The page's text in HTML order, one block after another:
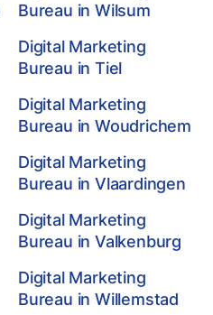
Bureau in Wilsum
Digital Marketing
Bureau in Tiel
Digital Marketing
Bureau in Woudrichem
Digital Marketing
Bureau in Vlaardingen
Digital Marketing
Bureau in Valkenburg
Digital Marketing
Bureau in Willemstad